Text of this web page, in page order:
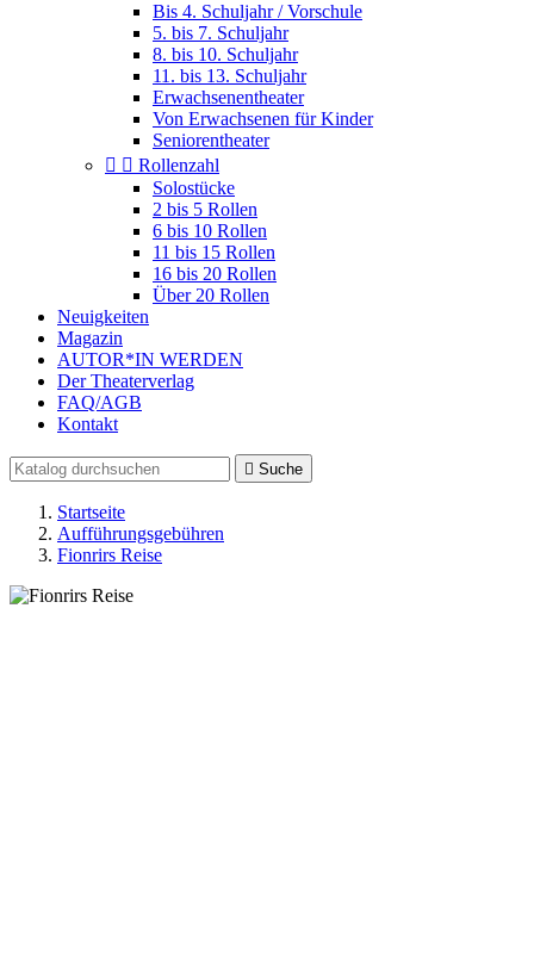
Bis 4. Schuljahr / Vorschule
5. bis 7. Schuljahr
8. bis 10. Schuljahr
11. bis 13. Schuljahr
Erwachsenentheater
Von Erwachsenen für Kinder
Seniorentheater
  Rollenzahl
Solostücke
2 bis 5 Rollen
6 bis 10 Rollen
11 bis 15 Rollen
16 bis 20 Rollen
Über 20 Rollen
Neuigkeiten
Magazin
AUTOR*IN WERDEN
Der Theaterverlag
FAQ/AGB
Kontakt
 Suche
Startseite
Aufführungsgebühren
Fionrirs Reise